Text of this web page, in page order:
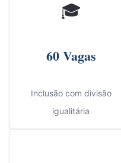
🎓
60 Vagas
Inclusão com divisão
igualitária